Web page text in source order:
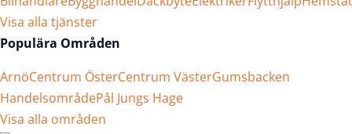
Visa alla tjänster
Populära Områden
ArnöCentrum ÖsterCentrum VästerGumsbacken
HandelsområdePål Jungs Hage
Visa alla områden